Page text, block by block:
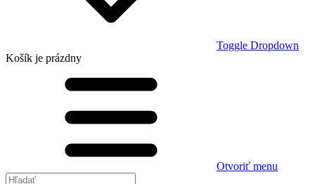
Toggle Dropdown
Košík je prázdny
Otvoriť menu